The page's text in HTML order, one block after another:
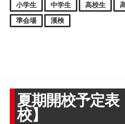
小学生 中学生 高校生
準会場
漢検
夏期開校予定表
校】